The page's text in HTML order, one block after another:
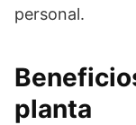
personal.
planta